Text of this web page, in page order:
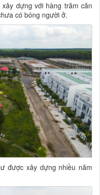
dựng với hàng trăm căn
có bóng người ở.
được xây dựng nhiều năm